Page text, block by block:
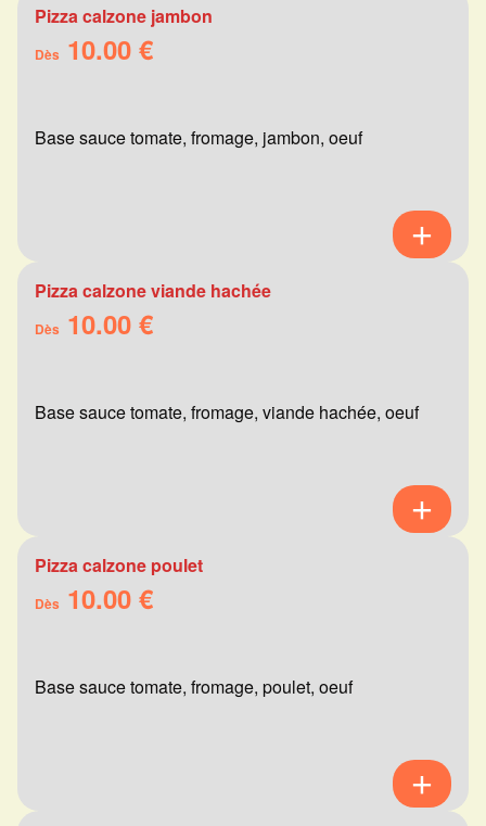
Pizza calzone jambon
Dès 10.00 €
Base sauce tomate, fromage, jambon, oeuf
Pizza calzone viande hachée
Dès 10.00 €
Base sauce tomate, fromage, viande hachée, oeuf
Pizza calzone poulet
Dès 10.00 €
Base sauce tomate, fromage, poulet, oeuf